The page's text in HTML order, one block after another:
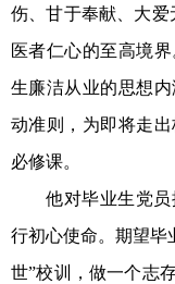
伤、甘于奉献、 大爱
医者仁心的至高境界
生廉洁从业的思想
动准则，为即将走
必修课。
他对毕业生党
行初心使命。期望毕
世”校训，做一个志